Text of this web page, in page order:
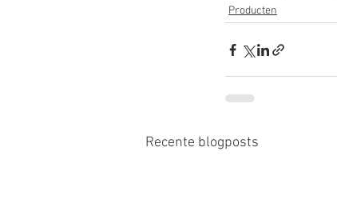
Producten
Recente blogposts